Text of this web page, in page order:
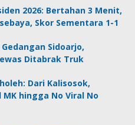
2026: Bertahan 3 Menit,
Skor Sementara 1-1
Sidoarjo,
Ditabrak Truk
Dari Kalisosok,
hingga No Viral No